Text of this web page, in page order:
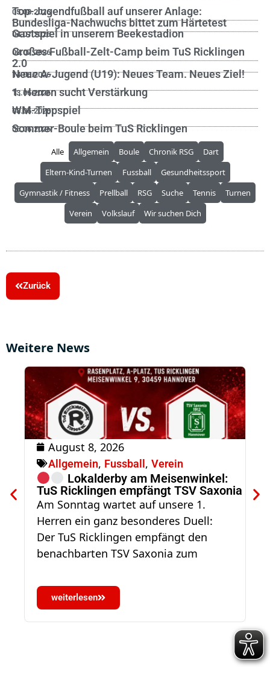
05.08.2026
Top-Jugendfußball auf unserer Anlage:
Bundesliga-Nachwuchs bittet zum Härtetest
04.07.2026
Gastspiel in unserem Beekestadion
03.07.2026
Großes Fußball-Zelt-Camp beim TuS Ricklingen
2.0
14.06.2026
Neue A-Jugend (U19): Neues Team. Neues Ziel!
13.06.2026
1. Herren sucht Verstärkung
08.06.2026
WM-Tippspiel
06.06.2026
Sommer-Boule beim TuS Ricklingen
Allgemein Boule Chronik RSG
Dart
Eltern-Kind-Turnen
Fussball
Gesundheitssport
Gymnastik / Fitness
Prellball RSG Suche Tennis
Turnen
Verein
Volkslauf Wir suchen Dich
Alle
Zurück
Weitere News
August 8, 2026
Allgemein, Fussball, Verein
Lokalderby am Meisenwinkel:
TuS Ricklingen empfängt TSV Saxonia
Am Sonntag wartet auf unsere 1.
Herren ein ganz besonderes Duell:
Der TuS Ricklingen empfängt den
benachbarten TSV Saxonia zum
weiterlesen